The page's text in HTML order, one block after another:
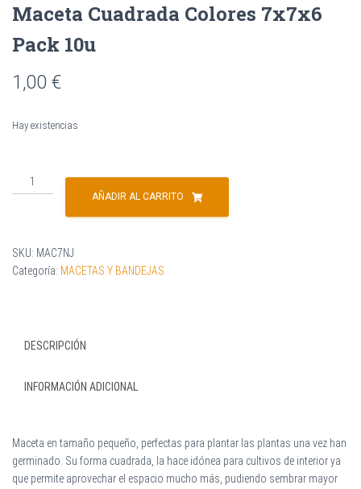
Maceta Cuadrada Colores 7x7x6
Pack 10u
1,00 €
Hay existencias
AÑADIR AL CARRITO
SKU: MAC7NJ
Categoría: MACETAS Y BANDEJAS
DESCRIPCIÓN
INFORMACIÓN ADICIONAL
Maceta en tamaño pequeño, perfectas para plantar las plantas una vez han
germinado. Su forma cuadrada, la hace idónea para cultivos de interior ya
que permite aprovechar el espacio mucho más, pudiendo sembrar mayor